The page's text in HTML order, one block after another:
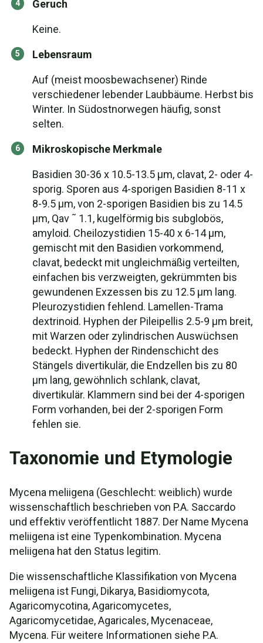
Geruch
Keine.
Lebensraum
Auf (meist moosbewachsener) Rinde
verschiedener lebender Laubbäume. Herbst bis
Winter. In Südostnorwegen häufig, sonst
selten.
Mikroskopische Merkmale
Basidien 30-36 x 10.5-13.5 µm, clavat, 2- oder 4-
sporig. Sporen aus 4-sporigen Basidien 8-11 x
8-9.5 µm, von 2-sporigen Basidien bis zu 14.5
µm, Qav ˜ 1.1, kugelförmig bis subglobös,
amyloid. Cheilozystidien 15-40 x 6-14 µm,
gemischt mit den Basidien vorkommend,
clavat, bedeckt mit ungleichmäßig verteilten,
einfachen bis verzweigten, gekrümmten bis
gewundenen Exzessen bis zu 12.5 µm lang.
Pleurozystidien fehlend. Lamellen-Trama
dextrinoid. Hyphen der Pileipellis 2.5-9 µm breit,
mit Warzen oder zylindrischen Auswüchsen
bedeckt. Hyphen der Rindenschicht des
Stängels divertikulär, die Endzellen bis zu 80
µm lang, gewöhnlich schlank, clavat,
divertikulär. Klammern sind bei der 4-sporigen
Form vorhanden, bei der 2-sporigen Form
fehlen sie.
Taxonomie und Etymologie
Mycena meliigena (Geschlecht: weiblich) wurde
wissenschaftlich beschrieben von P.A. Saccardo
und effektiv veröffentlicht 1887. Der Name Mycena
meliigena ist eine Typenkombination. Mycena
meliigena hat den Status legitim.
Die wissenschaftliche Klassifikation von Mycena
meliigena ist Fungi, Dikarya, Basidiomycota,
Agaricomycotina, Agaricomycetes,
Agaricomycetidae, Agaricales, Mycenaceae,
Mycena. Für weitere Informationen siehe P.A.